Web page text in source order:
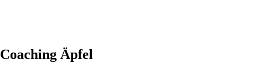
Coaching Äpfel